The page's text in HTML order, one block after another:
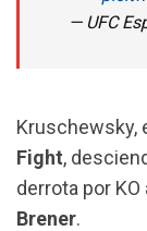
— UFC
Kruschewsky,
Fight,
derrota por
Brener.